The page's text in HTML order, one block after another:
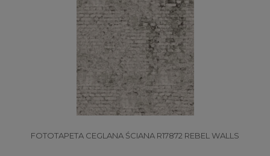
FOTOTAPETA CEGLANA ŚCIANA R17872 REBEL WALLS